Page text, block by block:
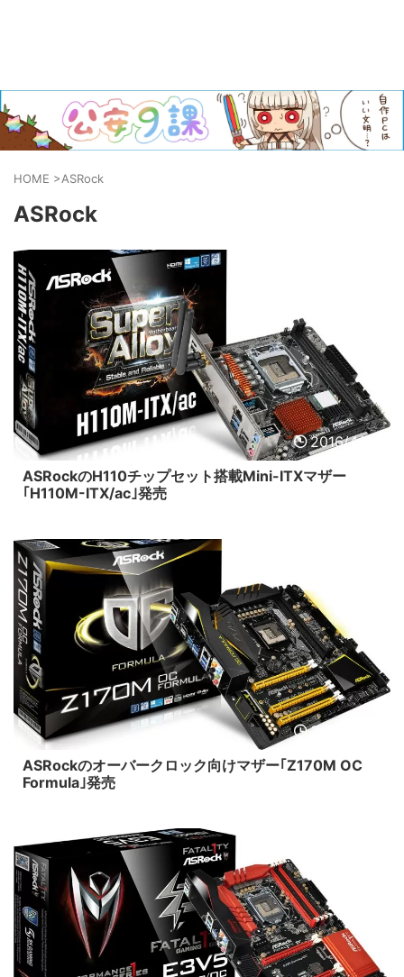
HOME >ASRock
ASRock
2016/4/22
ASRockのH110チップセット搭載Mini-ITXマザー
｢H110M-ITX/ac｣発売
2016/4/22
ASRockのオーバークロック向けマザー｢Z170M OC
Formula｣発売